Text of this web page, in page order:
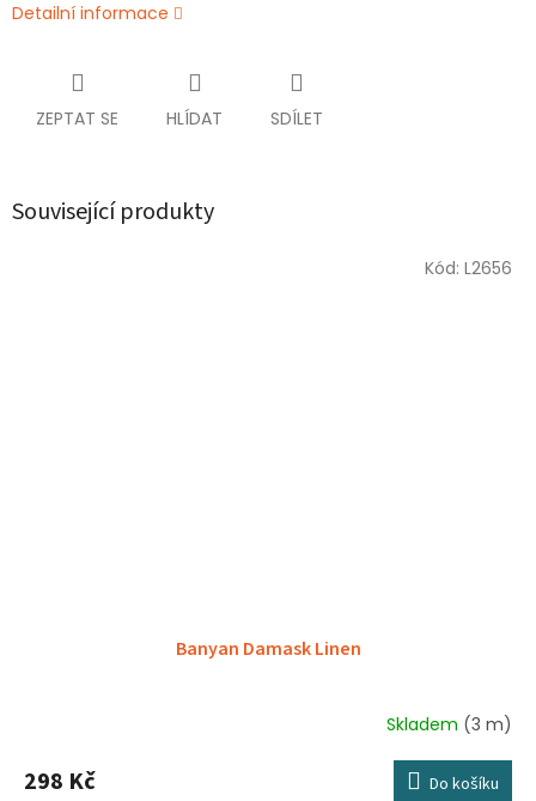
Detailní informace
ZEPTAT SE HLÍDAT SDÍLET
Související produkty
Banyan Damask Linen
Skladem (3 m)
298 Kč Do košíku
Kód: L2656